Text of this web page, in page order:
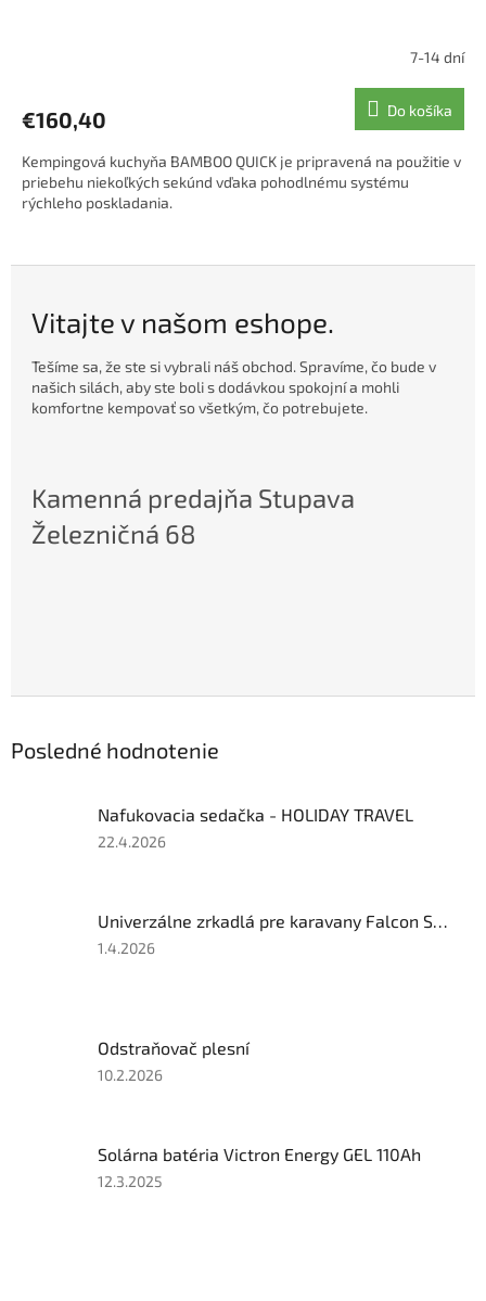
7-14 dní
€160,40 Do košíka
Kempingová kuchyňa BAMBOO QUICK je pripravená na použitie v
priebehu niekoľkých sekúnd vďaka pohodlnému systému
rýchleho poskladania.
Vitajte v našom eshope.
Tešíme sa, že ste si vybrali náš obchod. Spravíme, čo bude v
našich silách, aby ste boli s dodávkou spokojní a mohli
komfortne kempovať so všetkým, čo potrebujete.
Kamenná predajňa Stupava
Železničná 68
Posledné hodnotenie
Nafukovacia sedačka - HOLIDAY TRAVEL
Hodnotenie
z
5
22.4.2026
Univerzálne zrkadlá pre karavany Falcon Super Steady Mirror
Hodnotenie
5
hviezdičiek.
1.4.2026
Odstraňovač plesní
Hodnotenie
z
5
10.2.2026
Solárna batéria Victron Energy GEL 110Ah
Hodnotenie
12.3.2025